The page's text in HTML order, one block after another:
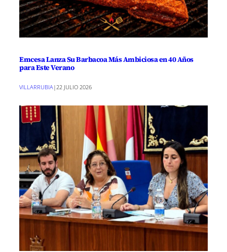
Emcesa Lanza Su Barbacoa Más Ambiciosa en 40 Años
para Este Verano
VILLARRUBIA | 22 JULIO 2026